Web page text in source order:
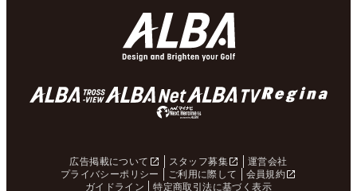
広告掲載について スタッフ募集
運営会社
プライバシーポリシー
ご利用に際して
会員規約
ガイドライン
特定商取引法に基づく表示